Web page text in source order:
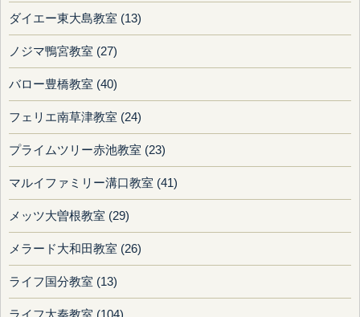
ダイエー東大島教室 (13)
ノジマ鴨宮教室 (27)
バロー豊橋教室 (40)
フェリエ南草津教室 (24)
プライムツリー赤池教室 (23)
マルイファミリー溝口教室 (41)
メッツ大曽根教室 (29)
メラード大和田教室 (26)
ライフ国分教室 (13)
ライフ太秦教室 (104)